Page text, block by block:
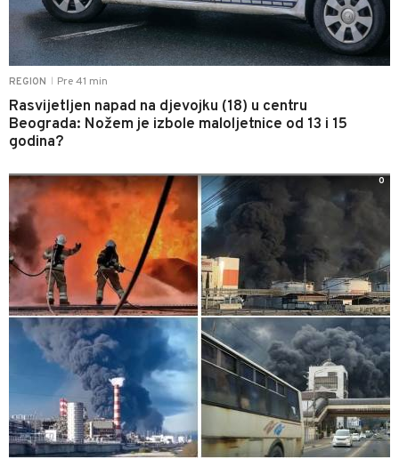
REGION Pre 41 min
Rasvijetljen napad na djevojku (18) u centru
Beograda: Nožem je izbole maloljetnice od 13 i 15
godina?
0